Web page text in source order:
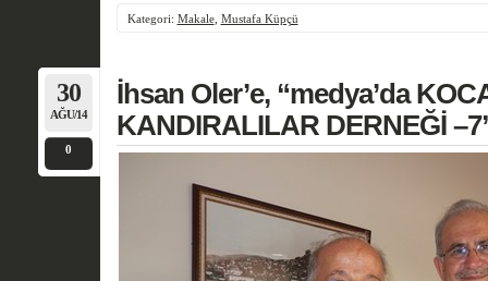
Kategori: Makale, Mustafa Küpçü
30
AĞU/14
0
İhsan Oler’e, “medya’da
KANDIRALILAR DERNEĞİ